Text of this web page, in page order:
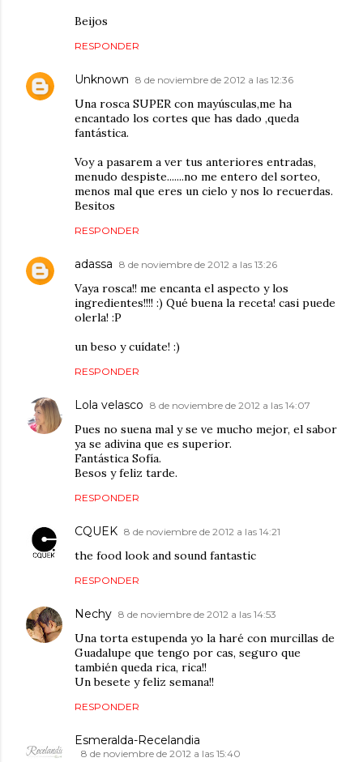
Beijos
RESPONDER
Unknown 8 de noviembre de 2012 a las 12:36
Una rosca SUPER con mayúsculas,me ha
encantado los cortes que has dado ,queda
fantástica.
Voy a pasarem a ver tus anteriores entradas,
menudo despiste.......no me entero del sorteo,
menos mal que eres un cielo y nos lo recuerdas.
Besitos
RESPONDER
adassa 8 de noviembre de 2012 a las 13:26
Vaya rosca!! me encanta el aspecto y los
ingredientes!!!! :) Qué buena la receta! casi puede
olerla! :P
un beso y cuídate! :)
RESPONDER
Lola velasco 8 de noviembre de 2012 a las 14:07
Pues no suena mal y se ve mucho mejor, el sabor
ya se adivina que es superior.
Fantástica Sofía.
Besos y feliz tarde.
RESPONDER
CQUEK 8 de noviembre de 2012 a las 14:21
the food look and sound fantastic
RESPONDER
Nechy 8 de noviembre de 2012 a las 14:53
Una torta estupenda yo la haré con murcillas de
Guadalupe que tengo por cas, seguro que
también queda rica, rica!!
Un besete y feliz semana!!
RESPONDER
Esmeralda-Recelandia
8 de noviembre de 2012 a las 15:40